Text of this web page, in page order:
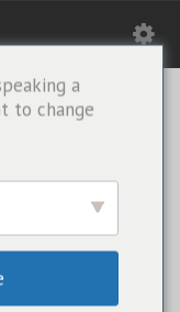
a
to change